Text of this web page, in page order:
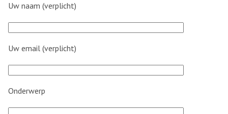
Uw naam (verplicht)
Uw email (verplicht)
Onderwerp